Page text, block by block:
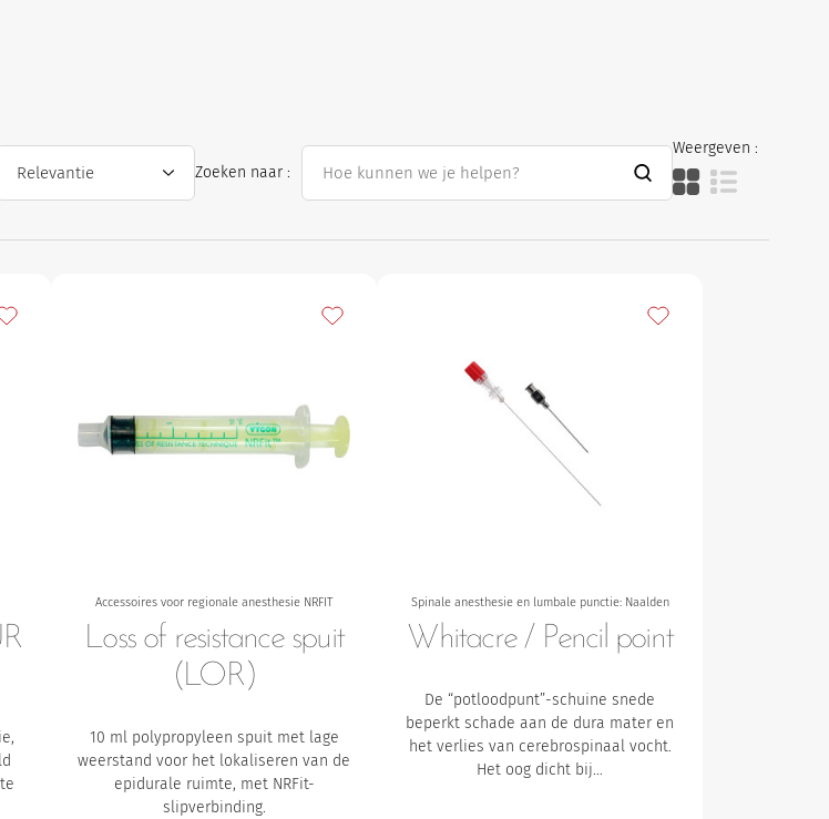
Zoeken naar :
Weergeven :
aan mijn favorieten
Accessoires voor regionale anesthesie NRFIT
Loss of resistance spuit
(LOR)
10 ml polypropyleen spuit met lage
weerstand voor het lokaliseren van de
epidurale ruimte, met NRFit-
slipverbinding.
Toevoegen aan mijn favorieten
Spinale anesthesie en lumbale punctie: Naalden
Whitacre / Pencil point
De “potloodpunt”-schuine snede
beperkt schade aan de dura mater en
het verlies van cerebrospinaal vocht.
Het oog dicht bij…
Toevoegen aan mijn